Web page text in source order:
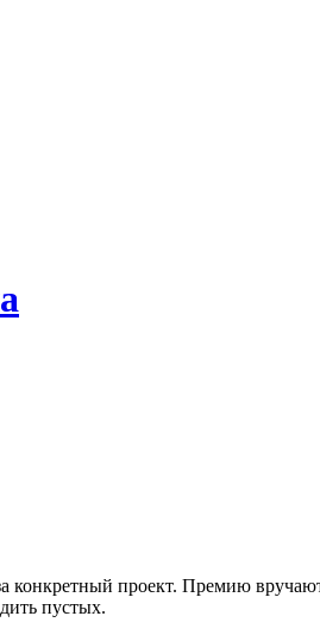
проект. Премию
пустых.